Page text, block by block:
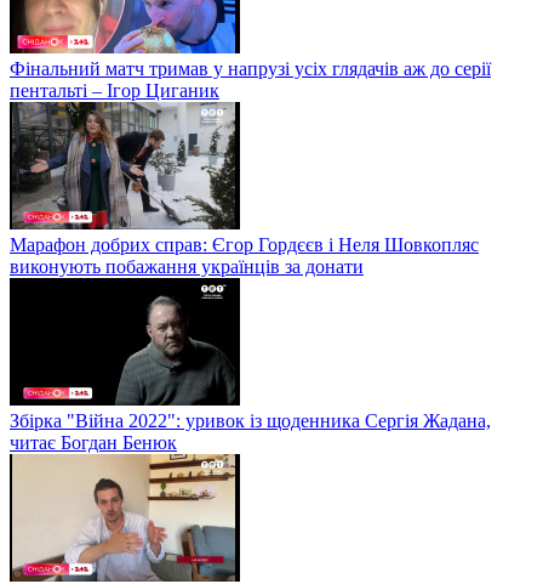
Фінальний матч тримав у напрузі усіх глядачів аж до серії
пентальті – Ігор Циганик
Марафон добрих справ: Єгор Гордєєв і Неля Шовкопляс
виконують побажання українців за донати
Збірка "Війна 2022": уривок із щоденника Сергія Жадана,
читає Богдан Бенюк